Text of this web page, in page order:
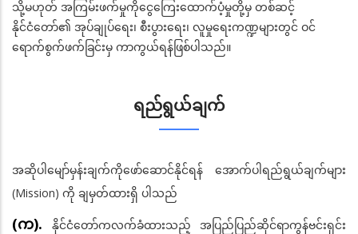
သို့မဟုတ် အကြမ်းဖက်မှုကိုငွေကြေးထောက်ပံ့မှုတို့မှ တစ်ဆင့်
နိုင်ငံတော်၏ အုပ်ချုပ်ရေး၊ စီးပွားရေး၊ လူမှုရေးကဏ္ဍများတွင် ဝင်
ရောက်စွက်ဖက်ခြင်းမှ ကာကွယ်ရန်ဖြစ်ပါသည်။
ရည်ရွယ်ချက်
အဆိုပါမျော်မှန်းချက်ကိုဖော်ဆောင်နိုင်ရန် အောက်ပါရည်ရွယ်ချက်များ
(Mission) ကို ချမှတ်ထားရှိ ပါသည်
(က). နိုင်ငံတော်ကလက်ခံထားသည့် အပြည်ပြည်ဆိုင်ရာကွန်ဗင်းရှင်း